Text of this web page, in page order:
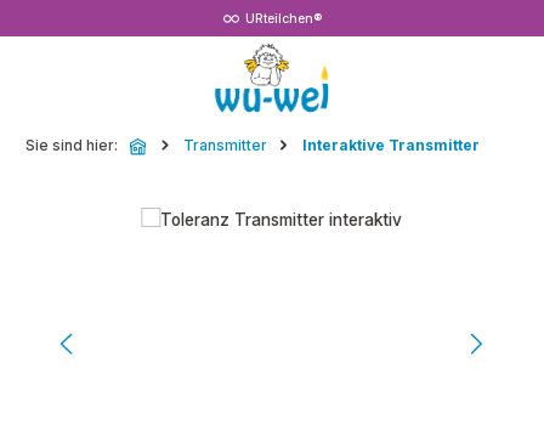
URteilchen®
Sie sind hier: Transmitter Interaktive Transmitter
Bildergalerie überspringen